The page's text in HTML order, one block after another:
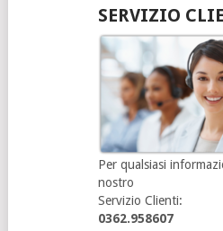
SERVIZIO
Per qualsiasi
nostro
Servizio Clienti:
0362.958607